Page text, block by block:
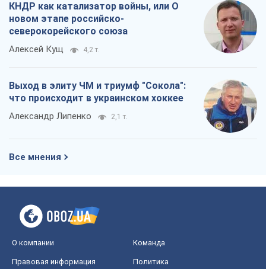
КНДР как катализатор войны, или О
новом этапе российско-
северокорейского союза
Алексей Кущ 4,2 т.
Выход в элиту ЧМ и триумф "Сокола":
что происходит в украинском хоккее
Александр Липенко 2,1 т.
Все мнения
О компании Команда
Правовая информация
Политика